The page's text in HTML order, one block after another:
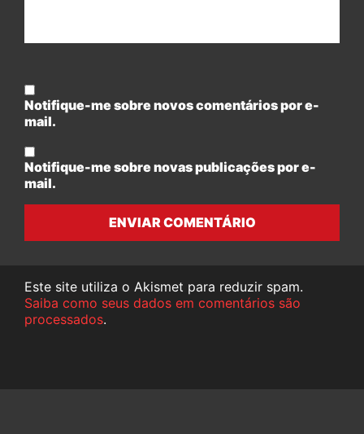
Notifique-me sobre novos comentários por e-
mail.
Notifique-me sobre novas publicações por e-
mail.
ENVIAR COMENTÁRIO
Este site utiliza o Akismet para reduzir spam.
Saiba como seus dados em comentários são
processados.